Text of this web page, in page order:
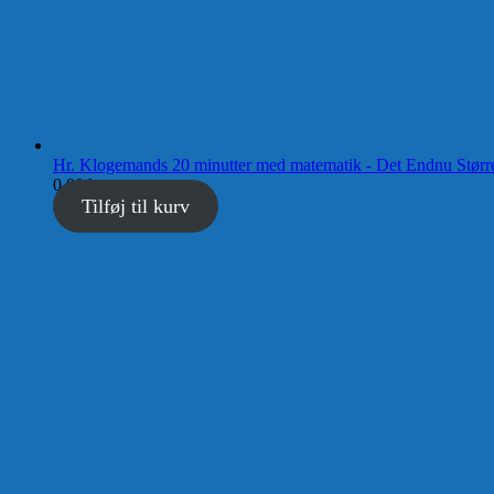
Hr. Klogemands 20 minutter med matematik - Det Endnu
0,00kr.
Tilføj til kurv